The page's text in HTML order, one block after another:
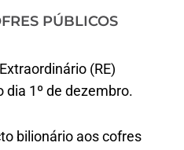
PÚBLICOS
(RE)
dia 1º de dezembro.
bilionário aos cofres